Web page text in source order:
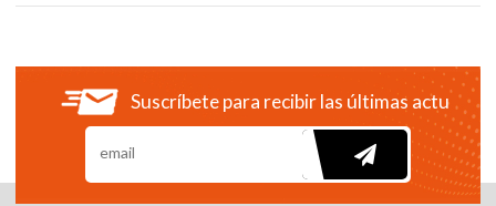
Suscríbete para recibir las últimas